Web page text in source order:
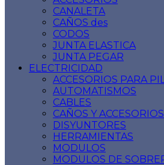
CANALETA
CAÑOS des
CODOS
JUNTA ELASTICA
JUNTA PEGAR
ELECTRICIDAD
ACCESORIOS PARA
AUTOMATISMOS
CABLES
CAÑOS Y ACCESORIOS
DISYUNTORES
HERRAMIENTAS
MODULOS
MODULOS DE